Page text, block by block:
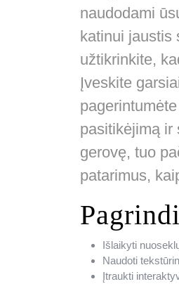
naudodami
katinui jaustis
užtikrinkite,
Įveskite
pasitikėjimą ir
gerovę, tuo
patarimus,
Išlaikyti
Naudoti
Įtraukti